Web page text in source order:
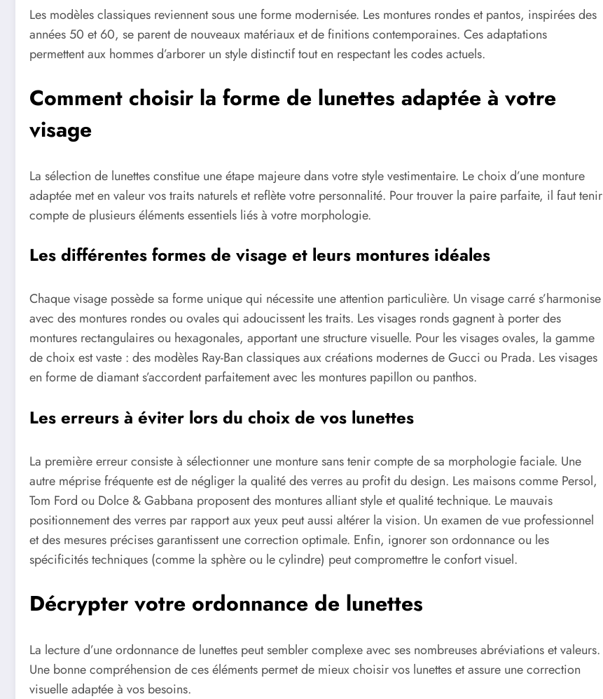
Les modèles classiques reviennent sous une forme modernisée. Les montures rondes et pantos, inspirées des
années 50 et 60, se parent de nouveaux matériaux et de finitions contemporaines. Ces adaptations
permettent aux hommes d’arborer un style distinctif tout en respectant les codes actuels.
Comment choisir la forme de lunettes adaptée à votre
visage
La sélection de lunettes constitue une étape majeure dans votre style vestimentaire. Le choix d’une monture
adaptée met en valeur vos traits naturels et reflète votre personnalité. Pour trouver la paire parfaite, il faut tenir
compte de plusieurs éléments essentiels liés à votre morphologie.
Les différentes formes de visage et leurs montures idéales
Chaque visage possède sa forme unique qui nécessite une attention particulière. Un visage carré s’harmonise
avec des montures rondes ou ovales qui adoucissent les traits. Les visages ronds gagnent à porter des
montures rectangulaires ou hexagonales, apportant une structure visuelle. Pour les visages ovales, la gamme
de choix est vaste : des modèles Ray-Ban classiques aux créations modernes de Gucci ou Prada. Les visages
en forme de diamant s’accordent parfaitement avec les montures papillon ou panthos.
Les erreurs à éviter lors du choix de vos lunettes
La première erreur consiste à sélectionner une monture sans tenir compte de sa morphologie faciale. Une
autre méprise fréquente est de négliger la qualité des verres au profit du design. Les maisons comme Persol,
Tom Ford ou Dolce & Gabbana proposent des montures alliant style et qualité technique. Le mauvais
positionnement des verres par rapport aux yeux peut aussi altérer la vision. Un examen de vue professionnel
et des mesures précises garantissent une correction optimale. Enfin, ignorer son ordonnance ou les
spécificités techniques (comme la sphère ou le cylindre) peut compromettre le confort visuel.
Décrypter votre ordonnance de lunettes
La lecture d’une ordonnance de lunettes peut sembler complexe avec ses nombreuses abréviations et valeurs.
Une bonne compréhension de ces éléments permet de mieux choisir vos lunettes et assure une correction
visuelle adaptée à vos besoins.